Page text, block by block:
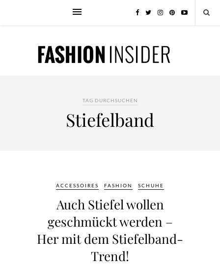
TAG DURCHSUCHEN
Stiefelband
ACCESSOIRES FASHION SCHUHE
Auch Stiefel wollen
geschmückt werden –
Her mit dem Stiefelband-
Trend!